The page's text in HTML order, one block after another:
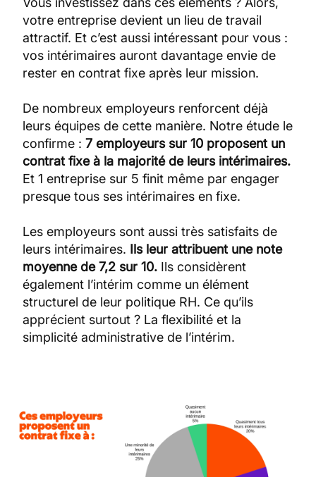
votre entreprise devient un lieu de travail
attractif. Et c’est aussi intéressant pour vous :
vos intérimaires auront davantage envie de
rester en contrat fixe après leur mission.
De nombreux employeurs renforcent déjà
leurs équipes de cette manière. Notre étude le
confirme : 7 employeurs sur 10 proposent un
contrat fixe à la majorité de leurs intérimaires.
Et 1 entreprise sur 5 finit même par engager
presque tous ses intérimaires en fixe.
Les employeurs sont aussi très satisfaits de
leurs intérimaires. Ils leur attribuent une note
moyenne de 7,2 sur 10. Ils considèrent
également l’intérim comme un élément
structurel de leur politique RH. Ce qu’ils
apprécient surtout ? La flexibilité et la
simplicité administrative de l’intérim.